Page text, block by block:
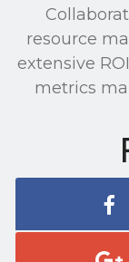
resource
extensive
metrics